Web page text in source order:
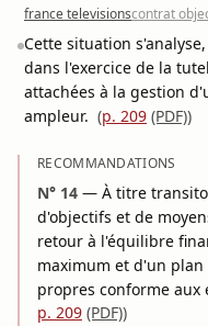
france televisionscontrat
Cette situation
dans l'exercice de la
attachées à la gestion
ampleur. (p. 209 (PDF))
RECOMMANDATIONS
N° 14 — À titre
d'objectifs et de
retour à l'équilibre
maximum et d'un
propres conforme aux
p. 209 (PDF))